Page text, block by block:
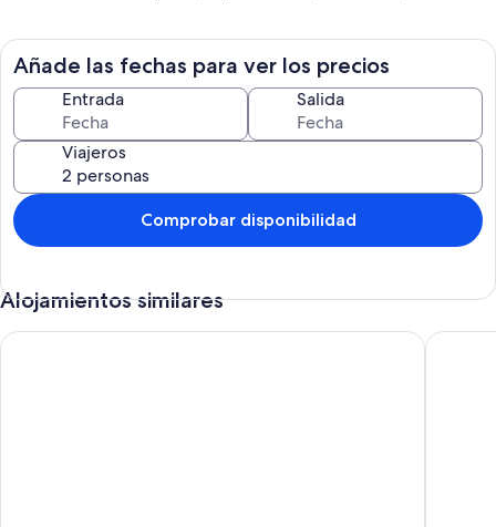
Añade las fechas para ver los precios
Entrada Salida
Viajeros
Comprobar disponibilidad
Alojamientos similares
Apartamento T3 en Cavalaire-sur-Mer - Terraza con vista al
AIR-